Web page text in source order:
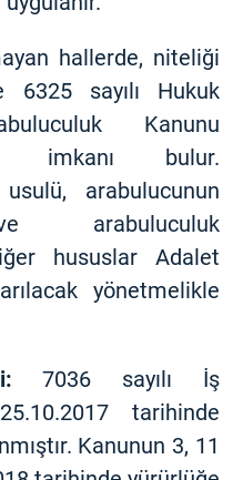
hallerde, niteliği
6325 sayılı Hukuk
Kanunu
imkanı bulur.
arabulucunun
arabuluculuk
hususlar Adalet
yönetmelikle
7036 sayılı İş
tarihinde
Kanunun 3, 11